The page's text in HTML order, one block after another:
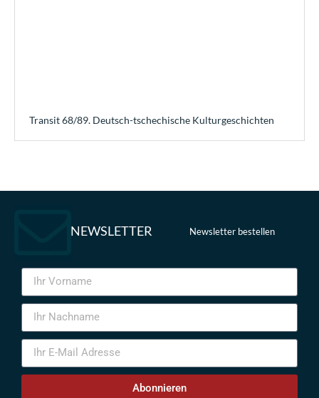
Transit 68/89. Deutsch-tschechische Kulturgeschichten
NEWSLETTER Newsletter bestellen
Abonnieren